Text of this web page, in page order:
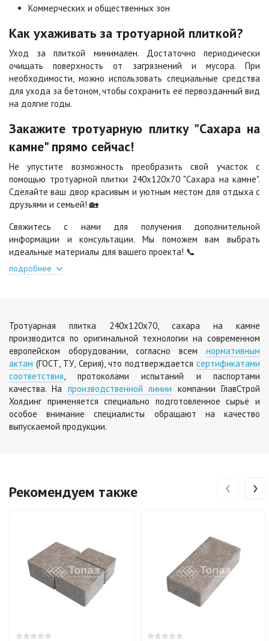
Цена по запросу Цена по запросу
Яшма
Цена по запросу
Коммерческих и общественных зон
Как ухаживать за тротуарной плиткой?
Уход за плиткой минимален. Достаточно периодически
очищать поверхность от загрязнений и мусора. При
необходимости, можно использовать специальные средства
для ухода за бетоном, чтобы сохранить её первозданный вид
на долгие годы.
Закажите тротуарную плитку "Сахара на
камне" прямо сейчас!
Не упустите возможность преобразить свой участок с
помощью тротуарной плитки 240х120х70 "Сахара на камне".
Сделайте ваш двор красивым и уютным местом для отдыха с
друзьями и семьей! 🏡
Свяжитесь с нами для получения дополнительной
информации и консультации. Мы поможем вам выбрать
идеальные материалы для вашего проекта! 📞
подробнее
Тротуарная плитка 240х120х70, сахара на камне
производится по оригинальной технологии на современном
европейском оборудовании, согласно всем нормативным
актам (ГОСТ, ТУ, Серия), что подтверждается сертификатами
соответствия , протоколами испытаний и паспортами
качества. На производственной линии компании ГлавСтрой
Холдинг применяется специально подготовленное сырьё и
особое внимание специалисты обращают на качество
выпускаемой продукции.
Рекомендуем также ‹ ›